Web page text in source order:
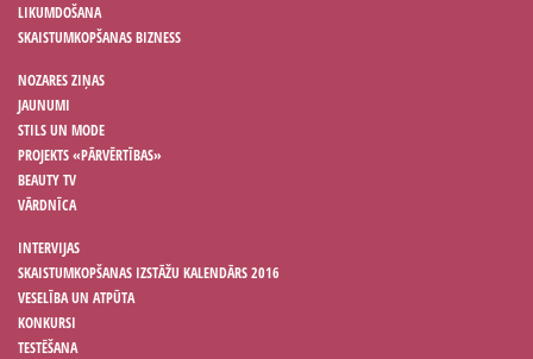
LIKUMDOŠANA
SKAISTUMKOPŠANAS BIZNESS
NOZARES ZIŅAS
JAUNUMI
STILS UN MODE
PROJEKTS «PĀRVĒRTĪBAS»
BEAUTY TV
VĀRDNĪCA
INTERVIJAS
SKAISTUMKOPŠANAS IZSTĀŽU KALENDĀRS 2016
VESELĪBA UN ATPŪTA
KONKURSI
TESTĒŠANA